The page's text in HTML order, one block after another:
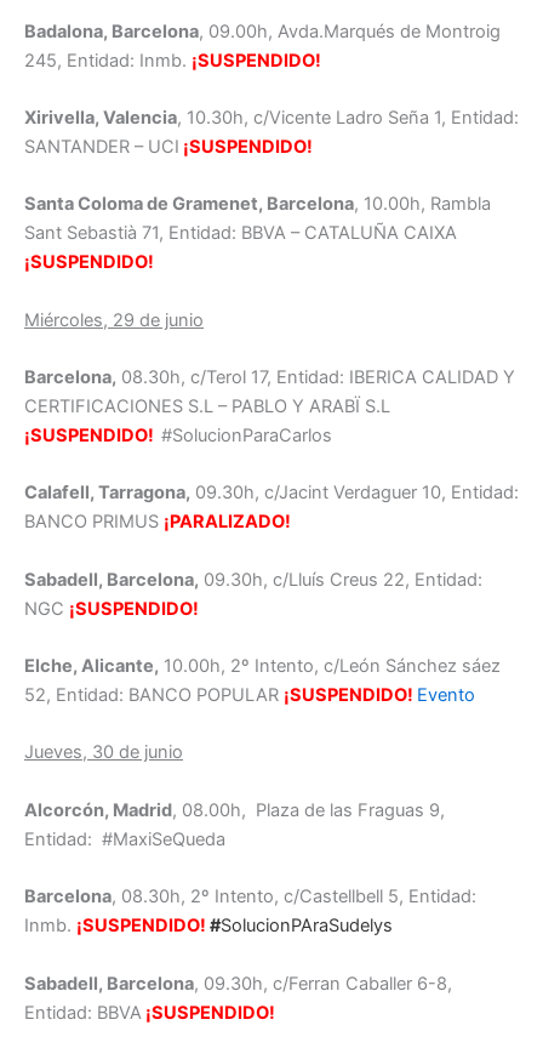
Badalona, Barcelona, 09.00h, Avda.Marqués de Montroig
245, Entidad: Inmb. ¡SUSPENDIDO!
Xirivella, Valencia, 10.30h, c/Vicente Ladro Seña 1, Entidad:
SANTANDER – UCI ¡SUSPENDIDO!
Santa Coloma de Gramenet, Barcelona, 10.00h, Rambla
Sant Sebastià 71, Entidad: BBVA – CATALUÑA CAIXA
¡SUSPENDIDO!
Miércoles, 29 de junio
Barcelona, 08.30h, c/Terol 17, Entidad: IBERICA CALIDAD Y
CERTIFICACIONES S.L – PABLO Y ARABÏ S.L
¡SUSPENDIDO! #SolucionParaCarlos
Calafell, Tarragona, 09.30h, c/Jacint Verdaguer 10, Entidad:
BANCO PRIMUS ¡PARALIZADO!
Sabadell, Barcelona, 09.30h, c/Lluís Creus 22, Entidad:
NGC ¡SUSPENDIDO!
Elche, Alicante, 10.00h, 2º Intento, c/León Sánchez sáez
52, Entidad: BANCO POPULAR ¡SUSPENDIDO! Evento
Jueves, 30 de junio
Alcorcón, Madrid, 08.00h, Plaza de las Fraguas 9,
Entidad: #MaxiSeQueda
Barcelona, 08.30h, 2º Intento, c/Castellbell 5, Entidad:
Inmb. ¡SUSPENDIDO! #SolucionPAraSudelys
Sabadell, Barcelona, 09.30h, c/Ferran Caballer 6-8,
Entidad: BBVA ¡SUSPENDIDO!